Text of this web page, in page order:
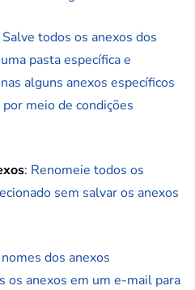
Salve todos os anexos dos
pasta específica e
alguns anexos específicos
meio de condições
: Renomeie todos os
sem salvar os anexos
dos anexos
os anexos em um e-mail para